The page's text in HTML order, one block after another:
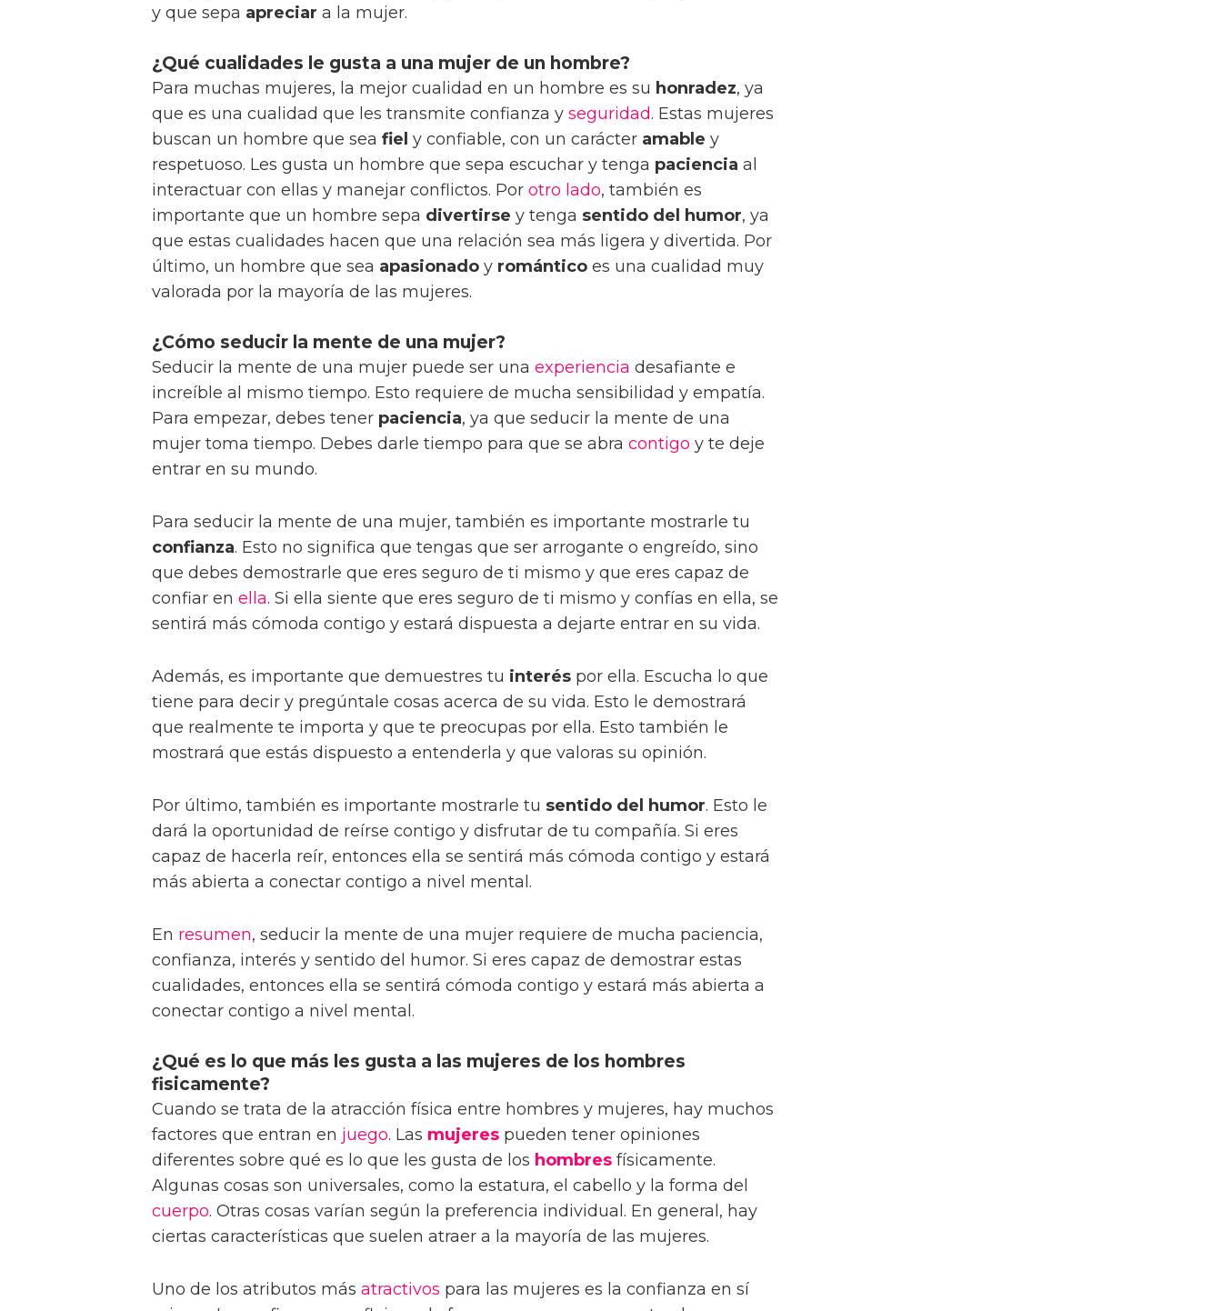
y que sepa apreciar a la mujer.
¿Qué cualidades le gusta a una mujer de un hombre?
Para muchas mujeres, la mejor cualidad en un hombre es su honradez, ya
que es una cualidad que les transmite confianza y seguridad. Estas mujeres
buscan un hombre que sea fiel y confiable, con un carácter amable y
respetuoso. Les gusta un hombre que sepa escuchar y tenga paciencia al
interactuar con ellas y manejar conflictos. Por otro lado, también es
importante que un hombre sepa divertirse y tenga sentido del humor, ya
que estas cualidades hacen que una relación sea más ligera y divertida. Por
último, un hombre que sea apasionado y romántico es una cualidad muy
valorada por la mayoría de las mujeres.
¿Cómo seducir la mente de una mujer?
Seducir la mente de una mujer puede ser una experiencia desafiante e
increíble al mismo tiempo. Esto requiere de mucha sensibilidad y empatía.
Para empezar, debes tener paciencia, ya que seducir la mente de una
mujer toma tiempo. Debes darle tiempo para que se abra contigo y te deje
entrar en su mundo.
Para seducir la mente de una mujer, también es importante mostrarle tu
confianza. Esto no significa que tengas que ser arrogante o engreído, sino
que debes demostrarle que eres seguro de ti mismo y que eres capaz de
confiar en ella. Si ella siente que eres seguro de ti mismo y confías en ella, se
sentirá más cómoda contigo y estará dispuesta a dejarte entrar en su vida.
Además, es importante que demuestres tu interés por ella. Escucha lo que
tiene para decir y pregúntale cosas acerca de su vida. Esto le demostrará
que realmente te importa y que te preocupas por ella. Esto también le
mostrará que estás dispuesto a entenderla y que valoras su opinión.
Por último, también es importante mostrarle tu sentido del humor. Esto le
dará la oportunidad de reírse contigo y disfrutar de tu compañía. Si eres
capaz de hacerla reír, entonces ella se sentirá más cómoda contigo y estará
más abierta a conectar contigo a nivel mental.
En resumen, seducir la mente de una mujer requiere de mucha paciencia,
confianza, interés y sentido del humor. Si eres capaz de demostrar estas
cualidades, entonces ella se sentirá cómoda contigo y estará más abierta a
conectar contigo a nivel mental.
¿Qué es lo que más les gusta a las mujeres de los hombres
fisicamente?
Cuando se trata de la atracción física entre hombres y mujeres, hay muchos
factores que entran en juego. Las mujeres pueden tener opiniones
diferentes sobre qué es lo que les gusta de los hombres físicamente.
Algunas cosas son universales, como la estatura, el cabello y la forma del
cuerpo. Otras cosas varían según la preferencia individual. En general, hay
ciertas características que suelen atraer a la mayoría de las mujeres.
Uno de los atributos más atractivos para las mujeres es la confianza en sí